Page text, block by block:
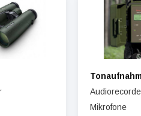
Mikrofone